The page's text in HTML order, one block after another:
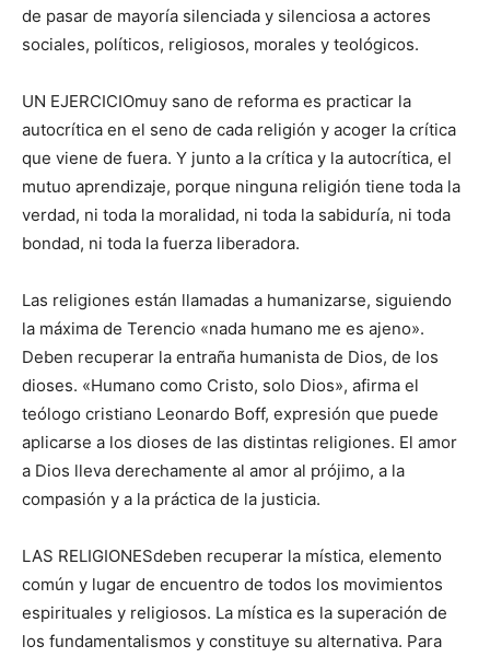
de pasar de mayoría silenciada y silenciosa a actores
sociales, políticos, religiosos, morales y teológicos.
UN EJERCICIOmuy sano de reforma es practicar la
autocrítica en el seno de cada religión y acoger la crítica
que viene de fuera. Y junto a la crítica y la autocrítica, el
mutuo aprendizaje, porque ninguna religión tiene toda la
verdad, ni toda la moralidad, ni toda la sabiduría, ni toda
bondad, ni toda la fuerza liberadora.
Las religiones están llamadas a humanizarse, siguiendo
la máxima de Terencio «nada humano me es ajeno».
Deben recuperar la entraña humanista de Dios, de los
dioses. «Humano como Cristo, solo Dios», afirma el
teólogo cristiano Leonardo Boff, expresión que puede
aplicarse a los dioses de las distintas religiones. El amor
a Dios lleva derechamente al amor al prójimo, a la
compasión y a la práctica de la justicia.
LAS RELIGIONESdeben recuperar la mística, elemento
común y lugar de encuentro de todos los movimientos
espirituales y religiosos. La mística es la superación de
los fundamentalismos y constituye su alternativa. Para